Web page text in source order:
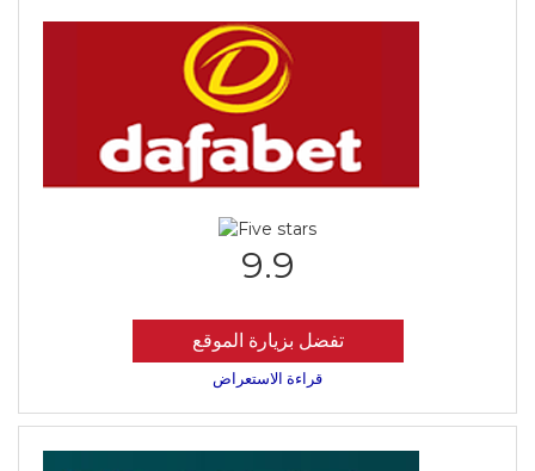
9.9
تفضل بزيارة الموقع
قراءة الاستعراض